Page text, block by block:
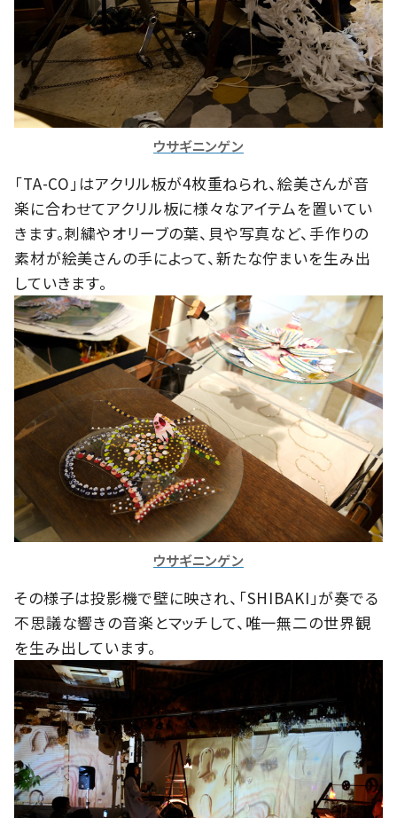
ウサギニンゲン
「TA-CO」はアクリル板が4枚重ねられ、絵美さんが音
楽に合わせてアクリル板に様々なアイテムを置いてい
きます。刺繍やオリーブの葉、貝や写真など、手作りの
素材が絵美さんの手によって、新たな佇まいを生み出
していきます。
ウサギニンゲン
その様子は投影機で壁に映され、「SHIBAKI」が奏でる
不思議な響きの音楽とマッチして、唯一無二の世界観
を生み出しています。